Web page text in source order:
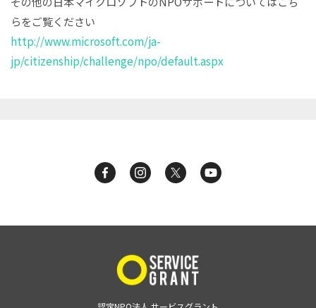
らをご覧ください
http://www.microsoft.com/ja-
jp/citizenship/challenge/npo/default.aspx